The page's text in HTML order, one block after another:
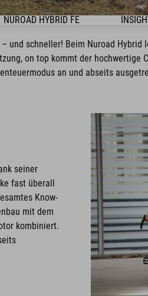
NUROAD HYBRID FE
und schneller! Beim Nuroad
on top kommt der hochwertige
an und abseits
seiner
fast überall
Know-
mit dem
kombiniert.